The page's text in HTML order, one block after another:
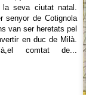
seva ciutat natal.
senyor de Cotignola
van ser heretats pel
en duc de Milà.
comtat de...